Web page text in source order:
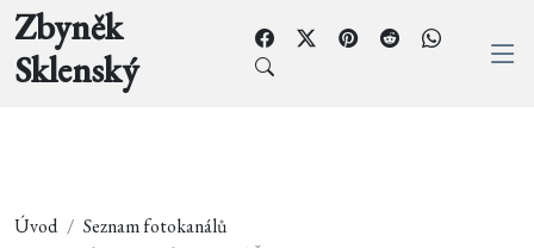
Zbyněk
Sklenský
Úvod
Seznam fotokanálů